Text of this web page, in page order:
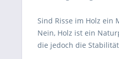
Sind Risse im Holz ein
Nein, Holz ist ein
die jedoch die